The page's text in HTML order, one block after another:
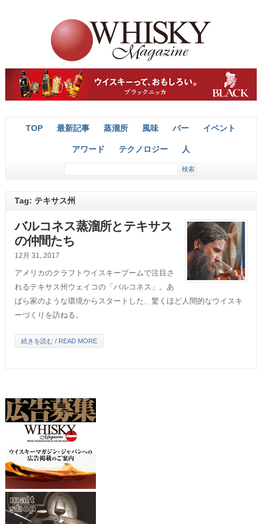
TOP 最新記事 蒸溜所 風味 バー イベント
アワード テクノロジー 人
Tag: テキサス州
バルコネス蒸溜所とテキサス
の仲間たち
12月 31, 2017
アメリカのクラフトウイスキーブームで注目さ
れるテキサス州ウェイコの「バルコネス」。あ
ばら家のような環境からスタートした、驚くほど人間的なウイスキ
ーづくりを訪ねる。
続きを読む / READ MORE